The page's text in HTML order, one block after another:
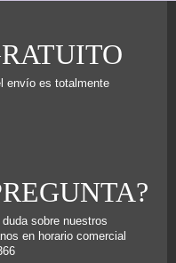
envío es totalmente
sobre nuestros
en horario comercial